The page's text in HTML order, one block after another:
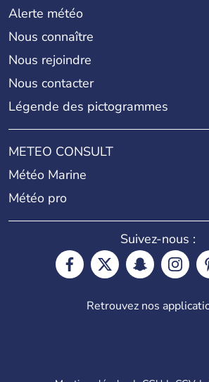
Alerte météo
Nous connaître
Nous rejoindre
Nous contacter
Légende des pictogrammes
METEO CONSULT
Météo Marine
Météo pro
Suivez-nous :
Retrouvez nos